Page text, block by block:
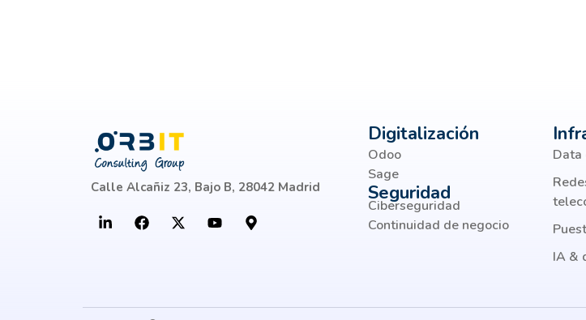
Calle Alcañiz 23, Bajo B, 28042 Madrid
Digitalización
Odoo
Sage
Seguridad
Ciberseguridad
Continuidad de negocio
Data
IA &